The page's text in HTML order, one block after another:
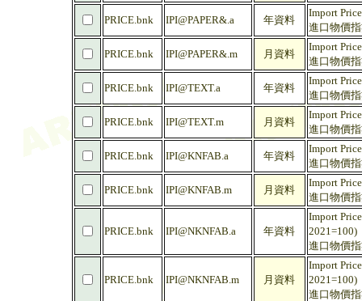
PRICE.bnk IPI@PAPER&.a 年資料
Import
進口物價
PRICE.bnk IPI@PAPER&.m 月資料
Import
進口物價
PRICE.bnk IPI@TEXT.a 年資料
Import
進口物價
PRICE.bnk IPI@TEXT.m 月資料
Import
進口物價
PRICE.bnk IPI@KNFAB.a 年資料
Import
進口物價
PRICE.bnk IPI@KNFAB.m 月資料
Import
進口物價
PRICE.bnk IPI@NKNFAB.a 年資料
Import
2021=100)
進口物價
PRICE.bnk IPI@NKNFAB.m 月資料
Import
2021=100)
進口物價